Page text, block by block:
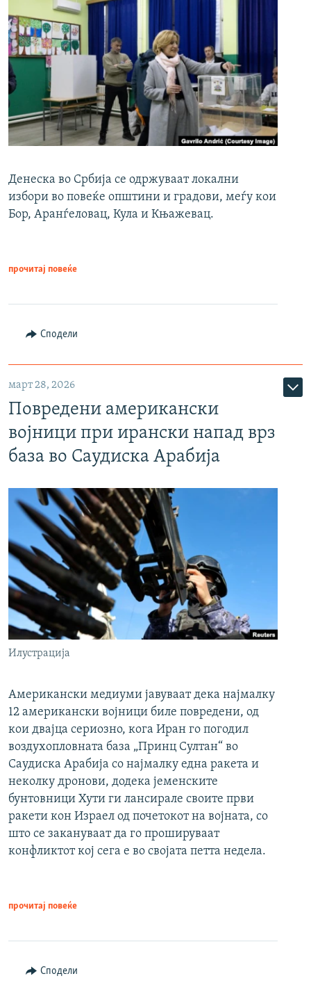
Денеска во Србија се одржуваат локални
избори во повеќе општини и градови, меѓу кои
Бор, Аранѓеловац, Кула и Књажевац.
прочитај повеќе
Сподели
март 28, 2026
Повредени американски
војници при ирански напад врз
база во Саудиска Арабија
Илустрација
Американски медиуми јавуваат дека најмалку
12 американски војници биле повредени, од
кои двајца сериозно, кога Иран го погодил
воздухопловната база „Принц Султан“ во
Саудиска Арабија со најмалку една ракета и
неколку дронови, додека јеменските
бунтовници Хути ги лансирале своите први
ракети кон Израел од почетокот на војната, со
што се закануваат да го прошируваат
конфликтот кој сега е во својата петта недела.
прочитај повеќе
Сподели